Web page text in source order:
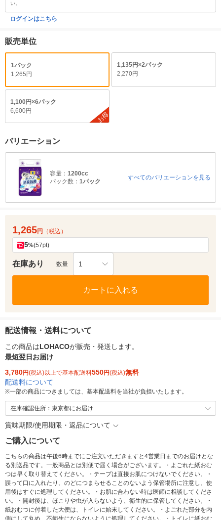
い。
ログインはこちら
販売単位
1パック
1,265円
1,135円×2パック
2,270円
1,100円×6パック
6,600円
お得
バリエーション
容量： 1200cc
パック数： 1パック
すべてのバリエーションを見る
1,265円 （税込）
5%(57pt)
在庫あり 数量 1
カートに入れる
配送情報・送料について
この商品はLOHACOが販売・発送します。
最短翌日お届け
3,780円(税込)以上で基本配送料550円(税込)無料
配送料について
※一部の商品につきましては、基本配送料を当社が負担いたします。
在庫確認住所：東京都にお届け
賞味期限/使用期限・返品について
ご購入について
こちらの商品は午後6時までにご注文いただきますと4営業日までのお届けとな
る別送品です。一般商品とは別便で届く場合がございます。・よごれた紙おむ
つは早く取り替えてください。・テープは直接お肌につけないでください。・
誤って口に入れたり、のどにつまらせることのないよう保管場所に注意し、使
用後はすぐに処理してください。・お肌に合わない時は医師に相談してくださ
い。・開封後は、ほこりや虫が入らないよう、衛生的に保管してください。・
紙おむつに付着した大便は、トイレに始末してください。・よごれた部分を内